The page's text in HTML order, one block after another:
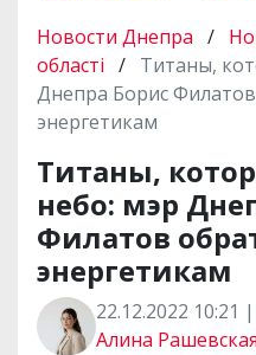
р
и
т
и
e
b
o
o
k
t
e
r
l
r
Новости Днепра /
області / Титаны,
Днепра Борис Филатов
энергетикам
Титаны,
небо: мэр
Филатов
энергетикам
22.12.2022 10:21 |
Алина Рашевская